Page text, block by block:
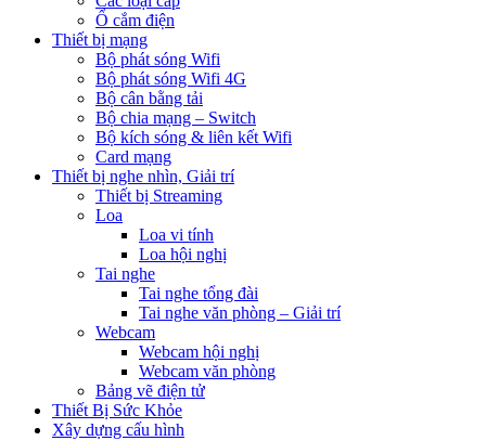
Ổ cắm điện
Thiết bị mạng
Bộ phát sóng Wifi
Bộ phát sóng Wifi 4G
Bộ cân bằng tải
Bộ chia mạng – Switch
Bộ kích sóng & liên kết Wifi
Card mạng
Thiết bị nghe nhìn, Giải trí
Thiết bị Streaming
Loa
Loa vi tính
Loa hội nghị
Tai nghe
Tai nghe tổng đài
Tai nghe văn phòng – Giải trí
Webcam
Webcam hội nghị
Webcam văn phòng
Bảng vẽ điện tử
Thiết Bị Sức Khỏe
Xây dựng cấu hình